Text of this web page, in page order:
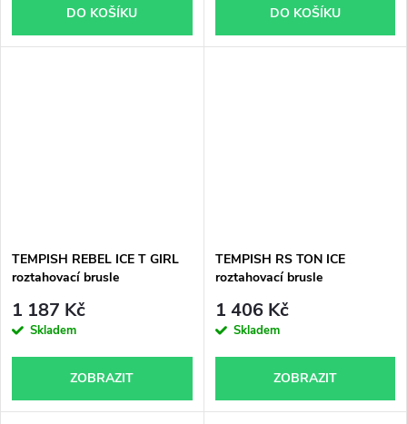
DO KOŠÍKU DO KOŠÍKU
TEMPISH REBEL ICE T GIRL
roztahovací brusle
1 187 Kč
Skladem
ZOBRAZIT
TEMPISH RS TON ICE
roztahovací brusle
1 406 Kč
Skladem
ZOBRAZIT